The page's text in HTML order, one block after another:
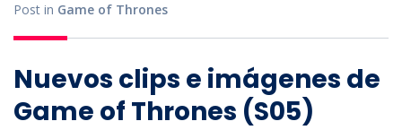
Post in Game of Thrones
Nuevos clips e imágenes de
Game of Thrones (S05)